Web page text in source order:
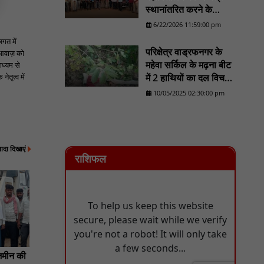
में
को
से
नेतृत्व में
दिखाएं
की
स्थानांतरित करने के
प्रयास का होगा व्यापक
81
6/22/2026 11:59:00 pm
परिक्षेत्र वाड्रफनगर के
महेवा सर्किल के मढ़ना बीट
में 2 हाथियों का दल विचरण
करने का लोकेशन वन
10/05/2025 02:30:00 pm
राशिफल